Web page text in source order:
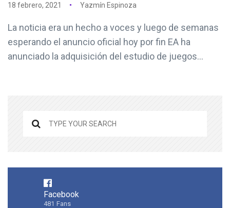
18 febrero, 2021 Yazmín Espinoza
La noticia era un hecho a voces y luego de semanas
esperando el anuncio oficial hoy por fin EA ha
anunciado la adquisición del estudio de juegos...
Facebook
481 Fans